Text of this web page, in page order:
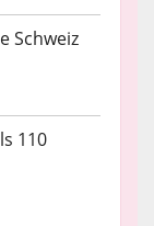
Schweiz
110